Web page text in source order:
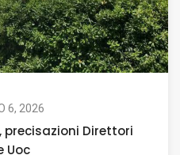
6, 2026
precisazioni Direttori
Uoc